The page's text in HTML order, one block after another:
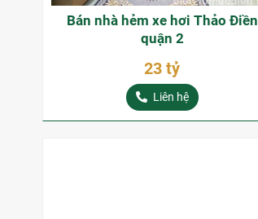
Bán nhà hẻm xe hơi Thảo Điền
quận 2
23 tỷ
Liên hệ